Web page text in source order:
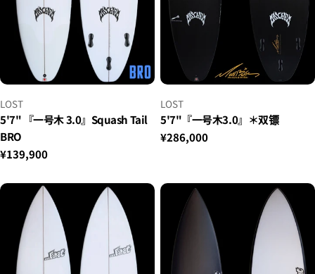
小
贩：
LOST
5'7" 『一号木 3.0』Squash Tail
BRO
正
价
¥139,900
小
贩：
LOST
5'7"『一号木3.0』＊双镖
正
格
¥286,000